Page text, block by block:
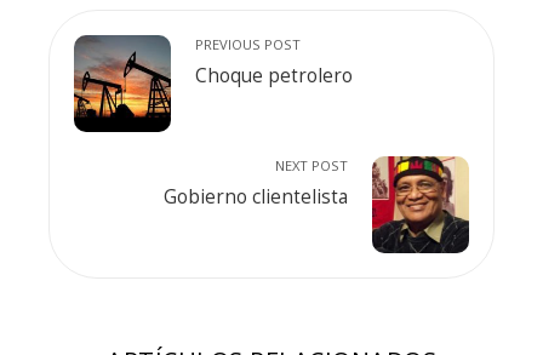
PREVIOUS POST
Choque petrolero
NEXT POST
Gobierno clientelista